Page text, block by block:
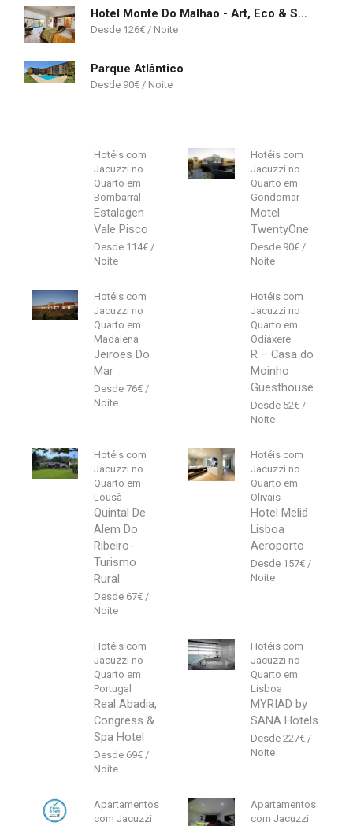
Hotel Monte Do Malhao - Art, Eco & Spa
126€
Parque Atlântico
90€
Hotéis com
Jacuzzi no
Quarto em
Bombarral
Estalagen
Vale Pisco
114€
Hotéis com
Jacuzzi no
Quarto em
Gondomar
Motel
TwentyOne
90€
Hotéis com
Jacuzzi no
Quarto em
Madalena
Jeiroes Do
Mar
76€
Hotéis com
Jacuzzi no
Quarto em
Odiáxere
R – Casa do
Moinho
Guesthouse
52€
Hotéis com
Jacuzzi no
Quarto em
Lousã
Quintal De
Alem Do
Ribeiro-
Turismo
Rural
67€
Hotéis com
Jacuzzi no
Quarto em
Olivais
Hotel Meliá
Lisboa
Aeroporto
157€
Hotéis com
Jacuzzi no
Quarto em
Portugal
Real Abadia,
Congress &
Spa Hotel
69€
Hotéis com
Jacuzzi no
Quarto em
Lisboa
MYRIAD by
SANA Hotels
227€
Apartamentos
com Jacuzzi
Apartamentos
com Jacuzzi